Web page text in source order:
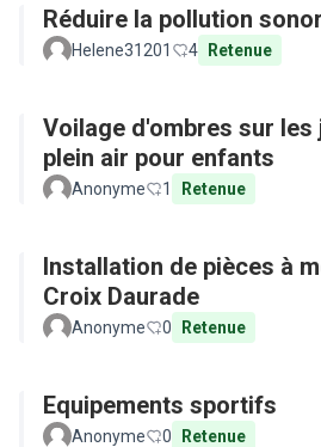
Réduire la pollution
Helene31201 4 Retenue
Voilage d'ombres sur les
plein air pour enfants
Anonyme 1 Retenue
Installation de pièces à
Croix Daurade
Anonyme 0 Retenue
Equipements sportifs
Anonyme 0 Retenue